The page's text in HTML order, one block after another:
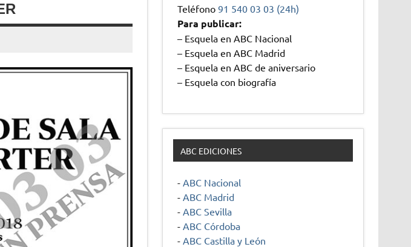
Teléfono91 540 03 03 (24h)
Para publicar:
– Esquela en ABC Nacional
– Esquela en ABC Madrid
– Esquela en ABC de aniversario
– Esquela con biografía
ABC EDICIONES
- ABC Nacional
- ABC Madrid
- ABC Sevilla
- ABC Córdoba
- ABC Castilla y León